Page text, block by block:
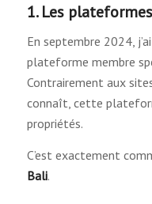
1. Les
En septembre 2024,
plateforme membre
Contrairement aux
connaît, cette
propriétés.
C’est exactement
Bali.